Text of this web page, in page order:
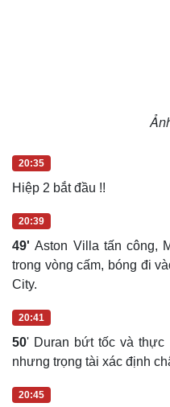
20:35
Hiệp 2 bắt đầu !!
20:39
49'Aston Villa tấn công,
trong vòng cấm, bóng đi
City.
20:41
50' Duran bứt tốc và
nhưng trọng tài xác định
20:45